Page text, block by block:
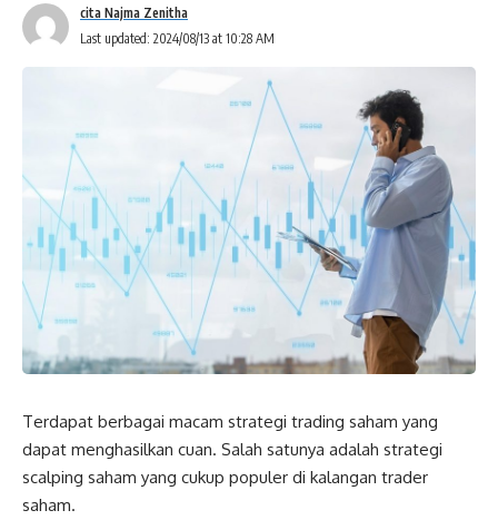
Last updated: 2024/08/13 at 10:28 AM
cita Najma Zenitha
Terdapat berbagai macam strategi trading saham yang
dapat menghasilkan cuan. Salah satunya adalah strategi
scalping saham yang cukup populer di kalangan trader
saham.